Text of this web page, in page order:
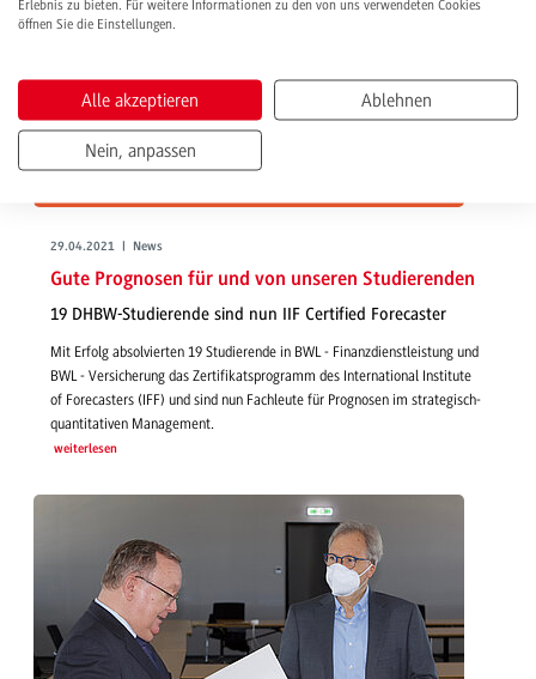
29.04.2021 | News
Gute Prognosen für und von unseren Studierenden
19 DHBW-Studierende sind nun IIF Certified Forecaster
Mit Erfolg absolvierten 19 Studierende in BWL - Finanzdienstleistung und
BWL - Versicherung das Zertifikatsprogramm des International Institute
of Forecasters (IFF) und sind nun Fachleute für Prognosen im strategisch-
quantitativen Management.
weiterlesen
Erlebnis zu bieten. Für weitere Informationen zu den von uns verwendeten Cookies
öffnen Sie die Einstellungen.
Alle akzeptieren Ablehnen
Nein, anpassen